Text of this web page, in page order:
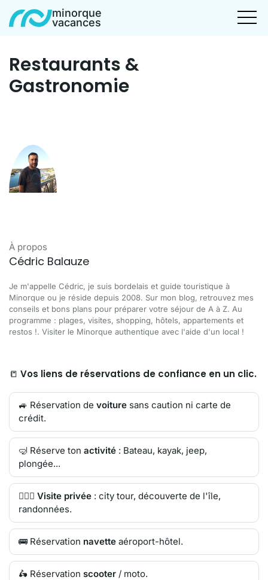
minorque
vacances
Restaurants &
Gastronomie
À propos
Cédric Balauze
Je m'appelle Cédric, je suis bordelais et guide touristique à
Minorque ou je réside depuis 2008. Sur mon blog, retrouvez mes
conseils et bons plans pour préparer votre séjour de A à Z. Au
programme : plages, visites, shopping, hôtels, appartements et
restos !. Visiter le Minorque authentique avec l'aide d'un local !
📒 Vos liens de réservations de confiance en un clic.
🚙 Réservation de voiture sans caution ni carte de
crédit.
🤿 Réserve ton activité : Bateau, kayak, jeep,
plongée...
🙋🏻‍♂️ Visite privée : city tour, découverte de l'île,
randonnées.
🚌 Réservation navette aéroport-hôtel.
🛵 Réservation scooter / moto.